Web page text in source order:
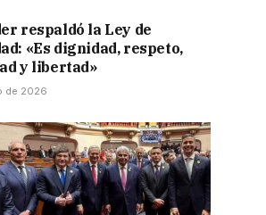
respaldó la Ley de
«Es dignidad, respeto,
y libertad»
de 2026